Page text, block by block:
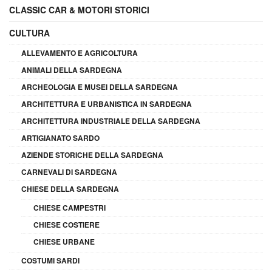
CLASSIC CAR & MOTORI STORICI
CULTURA
ALLEVAMENTO E AGRICOLTURA
ANIMALI DELLA SARDEGNA
ARCHEOLOGIA E MUSEI DELLA SARDEGNA
ARCHITETTURA E URBANISTICA IN SARDEGNA
ARCHITETTURA INDUSTRIALE DELLA SARDEGNA
ARTIGIANATO SARDO
AZIENDE STORICHE DELLA SARDEGNA
CARNEVALI DI SARDEGNA
CHIESE DELLA SARDEGNA
CHIESE CAMPESTRI
CHIESE COSTIERE
CHIESE URBANE
COSTUMI SARDI